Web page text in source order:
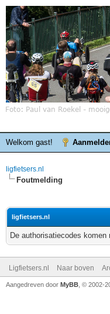
Welkom gast!
ligfietsers.nl
Foutmelding
ligfietsers.nl
De authorisatiecodes
Ligfietsers.nl Naar boven
Aangedreven door MyBB , © 2002-